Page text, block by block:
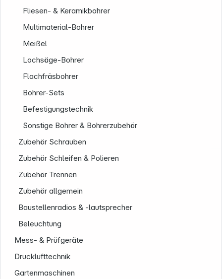
Fliesen- & Keramikbohrer
Multimaterial-Bohrer
Meißel
Lochsäge-Bohrer
Flachfräsbohrer
Bohrer-Sets
Befestigungstechnik
Sonstige Bohrer & Bohrerzubehör
Zubehör Schrauben
Zubehör Schleifen & Polieren
Zubehör Trennen
Zubehör allgemein
Baustellenradios & -lautsprecher
Beleuchtung
Mess- & Prüfgeräte
Drucklufttechnik
Gartenmaschinen
Informationen